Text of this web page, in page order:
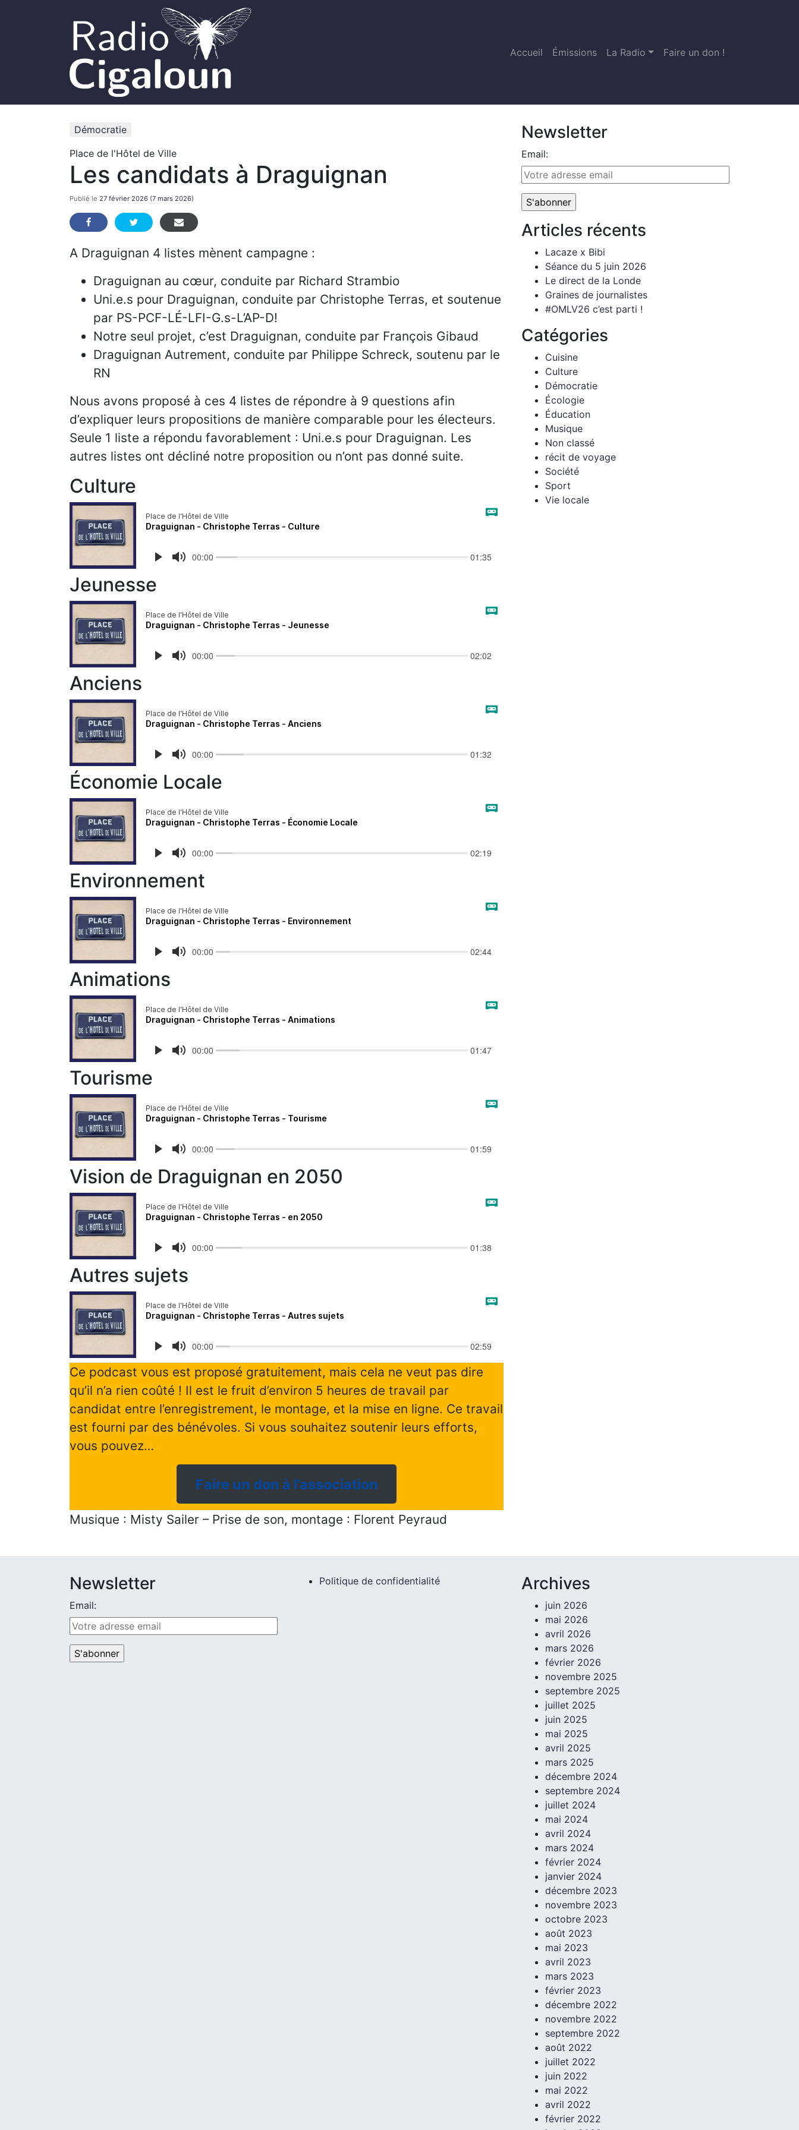
Accueil Émissions La Radio Faire un don !
Démocratie
Place de l'Hôtel de Ville
Les candidats à Draguignan
Publié le 27 février 2026 (7 mars 2026)
A Draguignan 4 listes mènent campagne :
Draguignan au cœur, conduite par Richard Strambio
Uni.e.s pour Draguignan, conduite par Christophe Terras, et soutenue
par PS-PCF-LÉ-LFI-G.s-L’AP-D!
Notre seul projet, c’est Draguignan, conduite par François Gibaud
Draguignan Autrement, conduite par Philippe Schreck, soutenu par le
RN
Nous avons proposé à ces 4 listes de répondre à 9 questions afin
d’expliquer leurs propositions de manière comparable pour les électeurs.
Seule 1 liste a répondu favorablement : Uni.e.s pour Draguignan. Les
autres listes ont décliné notre proposition ou n’ont pas donné suite.
Culture
Jeunesse
Anciens
Économie Locale
Environnement
Animations
Tourisme
Vision de Draguignan en 2050
Autres sujets
Ce podcast vous est proposé gratuitement, mais cela ne veut pas dire
qu’il n’a rien coûté ! Il est le fruit d’environ 5 heures de travail par
candidat entre l’enregistrement, le montage, et la mise en ligne. Ce travail
est fourni par des bénévoles. Si vous souhaitez soutenir leurs efforts,
vous pouvez…
Faire un don à l’association
Musique : Misty Sailer – Prise de son, montage : Florent Peyraud
Newsletter
Email:
Articles récents
Lacaze x Bibi
Séance du 5 juin 2026
Le direct de la Londe
Graines de journalistes
#OMLV26 c’est parti !
Catégories
Cuisine
Culture
Démocratie
Écologie
Éducation
Musique
Non classé
récit de voyage
Société
Sport
Vie locale
Newsletter
Email:
Politique de confidentialité Archives
juin 2026
mai 2026
avril 2026
mars 2026
février 2026
novembre 2025
septembre 2025
juillet 2025
juin 2025
mai 2025
avril 2025
mars 2025
décembre 2024
septembre 2024
juillet 2024
mai 2024
avril 2024
mars 2024
février 2024
janvier 2024
décembre 2023
novembre 2023
octobre 2023
août 2023
mai 2023
avril 2023
mars 2023
février 2023
décembre 2022
novembre 2022
septembre 2022
août 2022
juillet 2022
juin 2022
mai 2022
avril 2022
février 2022